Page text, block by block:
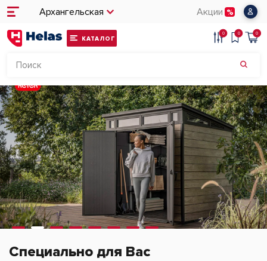
Архангельская Акции
КАТАЛОГ
0 0 0
Специально для Вас